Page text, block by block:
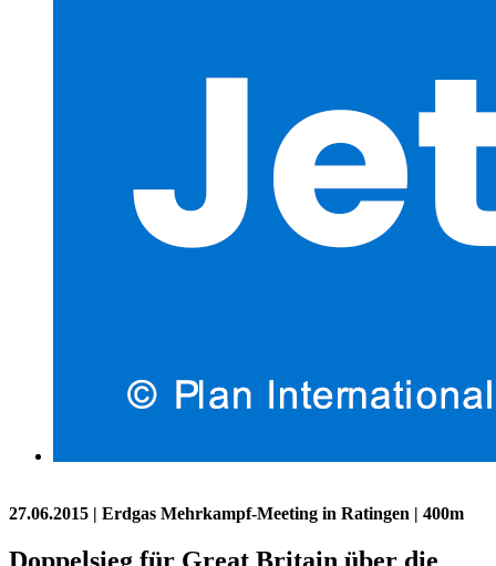
27.06.2015 | Erdgas Mehrkampf-Meeting in Ratingen | 400m
Doppelsieg für Great Britain über die